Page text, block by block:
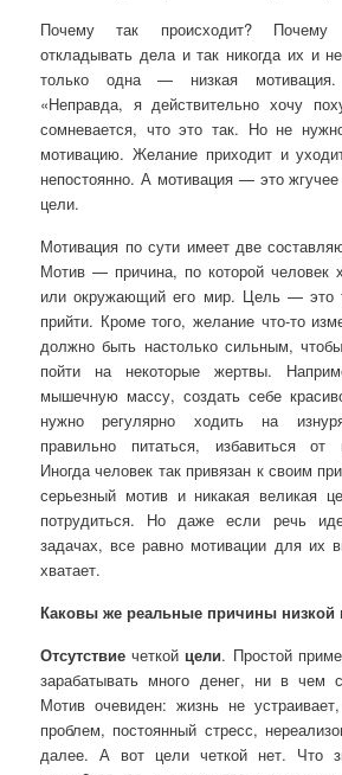
Почему так происходит? Почему
откладывать дела и так никогда их и
только одна — низкая мотивация.
«Неправда, я действительно хочу
сомневается, что это так. Но не
мотивацию. Желание приходит и
непостоянно. А мотивация — это
цели.
Мотивация по сути имеет две
Мотив — причина, по которой человек
или окружающий его мир. Цель — это
прийти. Кроме того, желание что-то
должно быть настолько сильным,
пойти на некоторые жертвы.
мышечную массу, создать себе
нужно регулярно ходить на
правильно питаться, избавиться от
Иногда человек так привязан к своим
серьезный мотив и никакая великая
потрудиться. Но даже если речь
задачах, все равно мотивации для их
хватает.
Каковы же реальные причины низкой
Отсутствие четкой цели. Простой
зарабатывать много денег, ни в чем
Мотив очевиден: жизнь не
проблем, постоянный стресс,
далее. А вот цели четкой нет. Что